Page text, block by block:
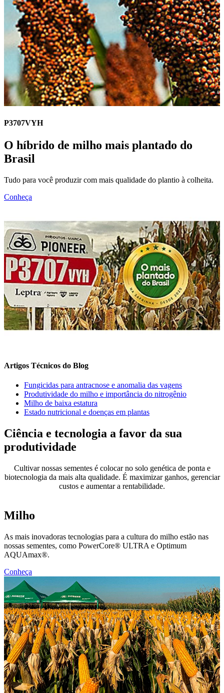
P3707VYH
O híbrido de milho mais plantado do
Brasil
Tudo para você produzir com mais qualidade do plantio à colheita.
Conheça
Artigos Técnicos do Blog
Fungicidas para antracnose e anomalia das vagens
Produtividade do milho e importância do nitrogênio
Milho de baixa estatura
Estado nutricional e doenças em plantas
Ciência e tecnologia a favor da sua
produtividade
Cultivar nossas sementes é colocar no solo genética de ponta e
biotecnologia da mais alta qualidade. É maximizar ganhos, gerenciar
custos e aumentar a rentabilidade.
Milho
As mais inovadoras tecnologias para a cultura do milho estão nas
nossas sementes, como PowerCore® ULTRA e Optimum
AQUAmax®.
Conheça